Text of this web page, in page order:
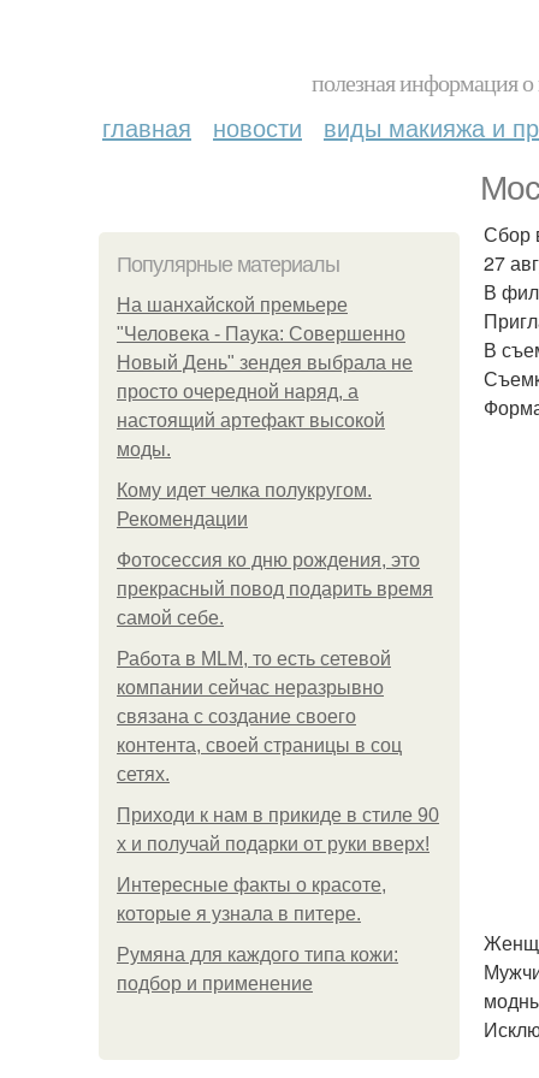
полезная информация
главная новости виды макияжа и
Популярные материалы
На шанхайской премьере
"Человека - Паука: Совершенно
Новый День" зендея выбрала не
просто очередной наряд, а
настоящий артефакт высокой
моды.
Кому идет челка полукругом.
Рекомендации
Фотосессия ко дню рождения, это
прекрасный повод подарить время
самой себе.
Работа в MLM, то есть сетевой
компании сейчас неразрывно
связана с создание своего
контента, своей страницы в соц
сетях.
Приходи к нам в прикиде в стиле 90
х и получай подарки от руки вверх!
Интересные факты о красоте,
которые я узнала в питере.
Румяна для каждого типа кожи:
подбор и применение
Сбор
27
В
В